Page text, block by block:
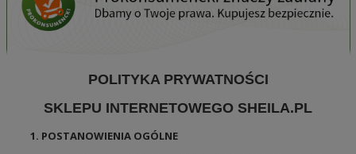
POLITYKA PRYWATNOŚCI
SKLEPU INTERNETOWEGO SHEILA.PL
1. POSTANOWIENIA OGÓLNE